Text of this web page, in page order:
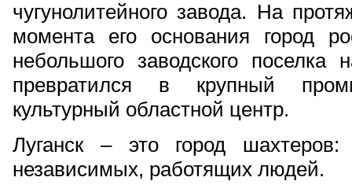
чугунолитейного завода. На
момента его основания город
небольшого заводского поселка
превратился в крупный
культурный областной центр.
Луганск – это город
независимых, работящих людей.